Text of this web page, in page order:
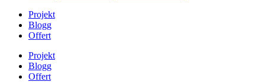
Projekt
Blogg
Offert
Projekt
Blogg
Offert